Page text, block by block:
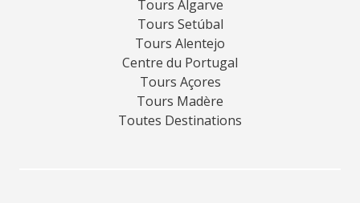
Tours Algarve
Tours Setúbal
Tours Alentejo
Centre du Portugal
Tours Açores
Tours Madère
Toutes Destinations